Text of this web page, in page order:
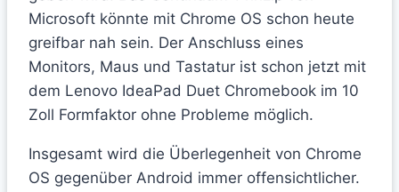
Microsoft könnte mit Chrome OS schon heute
greifbar nah sein. Der Anschluss eines
Monitors, Maus und Tastatur ist schon jetzt mit
dem Lenovo IdeaPad Duet Chromebook im 10
Zoll Formfaktor ohne Probleme möglich.
Insgesamt wird die Überlegenheit von Chrome
OS gegenüber Android immer offensichtlicher.